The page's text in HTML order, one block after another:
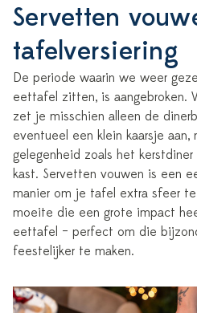
Servetten
tafelversiering
De periode waarin we weer
eettafel zitten, is aangebroken.
zet je misschien alleen de
eventueel een klein kaarsje aan,
gelegenheid zoals het
kast. Servetten vouwen is een
manier om je tafel extra sfeer
moeite die een grote impact
eettafel – perfect om die
feestelijker te maken.